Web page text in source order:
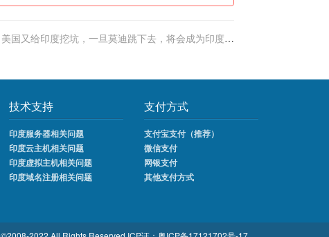
美国又给印度挖坑，一旦莫迪跳下去，将会成为印度的
技术支持
印度服务器相关问题
印度云主机相关问题
印度虚拟主机相关问题
印度域名注册相关问题
支付方式
支付宝支付（推荐）
微信支付
网银支付
其他支付方式